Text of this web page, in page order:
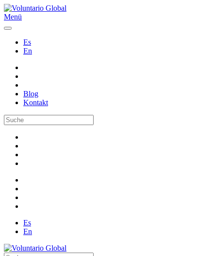
Menü
Es
En
Blog
Kontakt
Es
En